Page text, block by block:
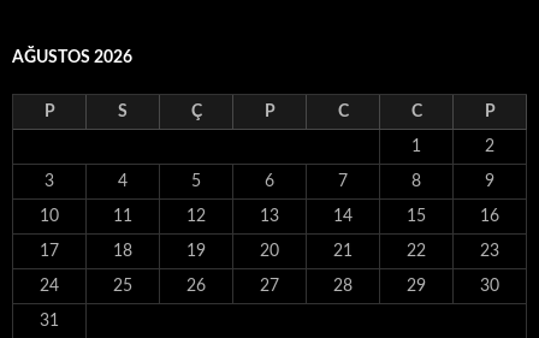
AĞUSTOS 2026
P S Ç P C C P
1 2
3 4 5 6 7 8 9
10 11 12 13 14 15 16
17 18 19 20 21 22 23
24 25 26 27 28 29 30
31